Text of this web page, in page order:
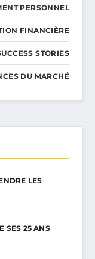
PERSONNEL
FINANCIÈRE
STORIES
DU MARCHÉ
LES
SES 25 ANS